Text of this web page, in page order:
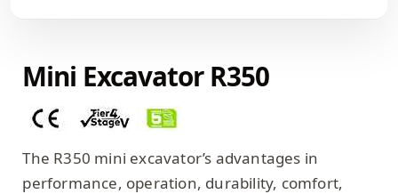
Mini Excavator R350
The R350 mini excavator’s advantages in
performance, operation, durability, comfort,